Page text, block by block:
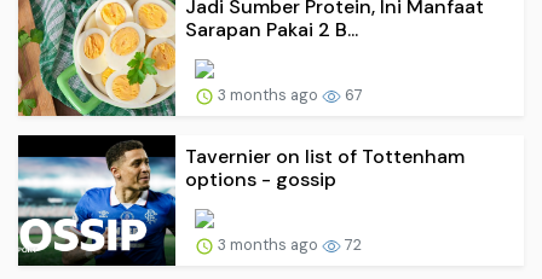
Jadi Sumber Protein, Ini Manfaat
Sarapan Pakai 2 B...
3 months ago 67
Tavernier on list of Tottenham
options - gossip
3 months ago 72